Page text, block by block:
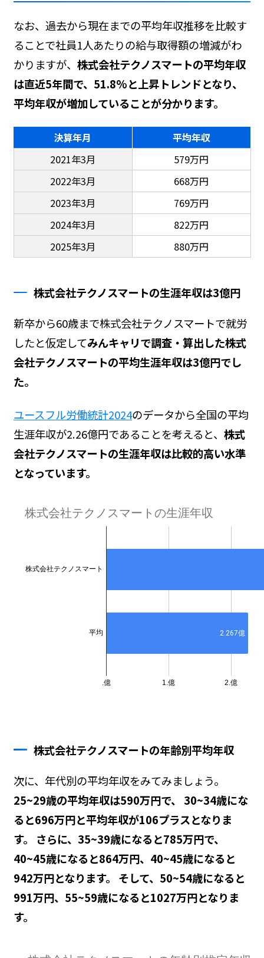
なお、過去から現在までの平均年収推移を比較す
ることで社員1人あたりの給与取得額の増減がわ
かりますが、 株式会社テクノスマートの平均年収
は直近5年間で、51.8%と上昇トレンドとなり、
平均年収が増加していることが分かります。
決算年月
平均年収
2021年3月
579万円
2022年3月
668万円
2023年3月
769万円
2024年3月
822万円
2025年3月
880万円
株式会社テクノスマートの生涯年収は3億円
新卒から60歳まで株式会社テクノスマートで就労
したと仮定してみんキャリで調査・算出した株式
会社テクノスマートの平均生涯年収は3億円でし
た。
ユースフル労働統計2024のデータから全国の平均
生涯年収が2.26億円であることを考えると、 株式
会社テクノスマートの生涯年収は比較的高い水準
となっています。
株式会社テクノスマートの年齢別平均年収
次に、年代別の平均年収をみてみましょう。
25~29歳の平均年収は590万円で、 30~34歳にな
ると696万円と平均年収が106プラスとなりま
す。 さらに、35~39歳になると785万円で、
40~45歳になると864万円、40~45歳になると
942万円となります。 そして、50~54歳になると
991万円、55~59歳になると1027万円となりま
す。